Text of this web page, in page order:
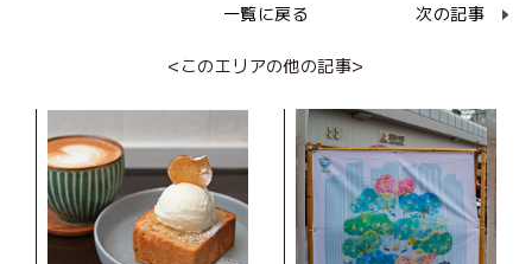
一覧に戻る 次の記事
<このエリアの他の記事>